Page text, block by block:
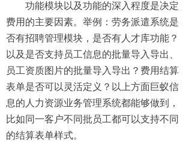
功能模块以及功能的深入程度是决定
费用的主要因素。举例：劳务派遣系统是
否有招聘管理模块，是否有人才库功能？
以及是否支持员工信息的批量导入导出、
员工资质图片的批量导入导出？费用结算
表单是否可以灵活定义？以上方面巨蚁信
息的人力资源业务管理系统都能够做到，
比如同一客户不同批员工都可以支持不同
的结算表单样式。